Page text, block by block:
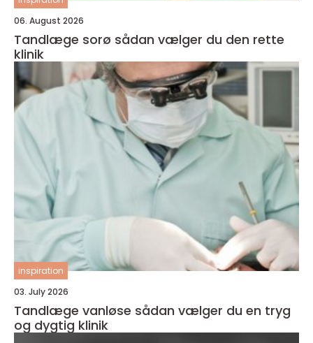
06. August 2026
Tandlæge sorø sådan vælger du den rette
klinik
inspiration
03. July 2026
Tandlæge vanløse sådan vælger du en tryg
og dygtig klinik